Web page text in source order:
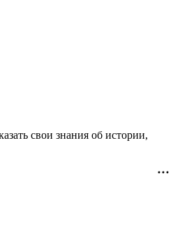
свои знания об истории,